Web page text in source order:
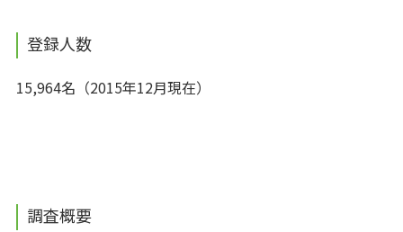
登録人数
15,964名（2015年12月現在）
調査概要